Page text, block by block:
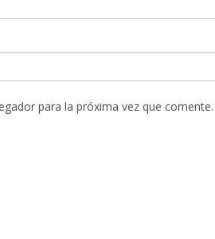
para la próxima vez que comente.